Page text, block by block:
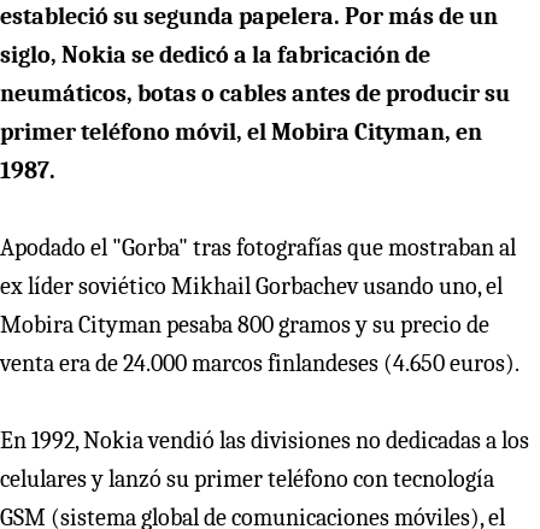
estableció su segunda papelera. Por más de un
siglo, Nokia se dedicó a la fabricación de
neumáticos, botas o cables antes de producir su
primer teléfono móvil, el Mobira Cityman, en
1987.
Apodado el "Gorba" tras fotografías que mostraban al
ex líder soviético Mikhail Gorbachev usando uno, el
Mobira Cityman pesaba 800 gramos y su precio de
venta era de 24.000 marcos finlandeses (4.650 euros).
En 1992, Nokia vendió las divisiones no dedicadas a los
celulares y lanzó su primer teléfono con tecnología
GSM (sistema global de comunicaciones móviles), el